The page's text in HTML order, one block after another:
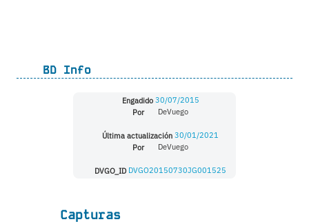
BD Info
Engadido 30/07/2015
Por
DeVuego
Última actualización 30/01/2021
Por
DeVuego
DVGO_ID DVGO20150730JG001525
Capturas